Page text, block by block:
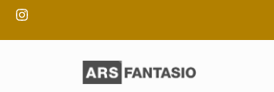
Direkt
zum
Inhalt
Instagram